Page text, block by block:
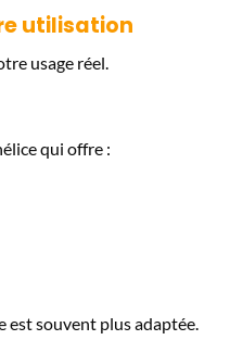
utilisation
usage réel.
qui offre :
est souvent plus adaptée.